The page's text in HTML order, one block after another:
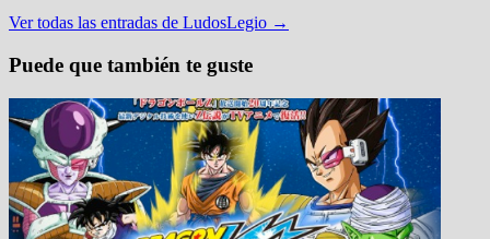
Ver todas las entradas de LudosLegio →
Puede que también te guste